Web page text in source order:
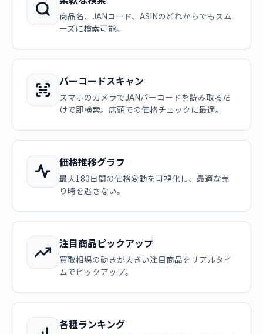
商品名、JANコード、ASINのどれからでもスム
ーズに検索可能。
バーコードスキャン
スマホのカメラでJANバーコードを読み取るだ
けで即検索。店頭での価格チェックに最適。
価格推移グラフ
最大180日間の価格変動を可視化し、最適な売
り時を逃さない。
注目商品ピックアップ
買取相場の動きが大きい注目商品をリアルタイ
ムでピックアップ。
各種ランキング